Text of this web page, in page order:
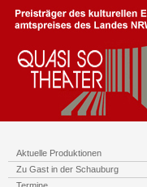
Aktuelle Produktionen
Zu Gast in der Schauburg